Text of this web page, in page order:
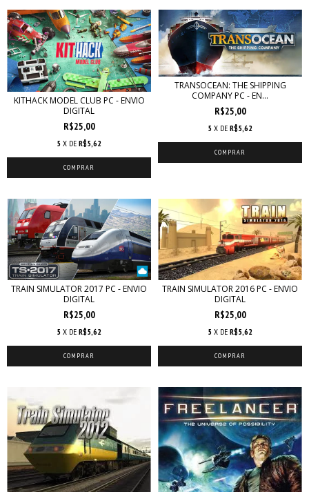
KITHACK MODEL CLUB PC - ENVIO
DIGITAL
R$25,00
5 X DE R$5,62
TRANSOCEAN: THE SHIPPING
COMPANY PC - EN...
R$25,00
5 X DE R$5,62
TRAIN SIMULATOR 2017 PC - ENVIO
DIGITAL
R$25,00
5 X DE R$5,62
TRAIN SIMULATOR 2016 PC - ENVIO
DIGITAL
R$25,00
5 X DE R$5,62